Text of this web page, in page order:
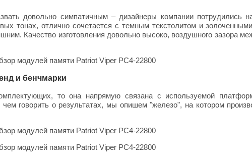
довольно симпатичным – дизайнеры компании потрудились
тонах, отлично сочетается с темным текстолитом и
Качество изготовления довольно высоко, воздушного зазора
и бенчмарки
то она напрямую связана с используемой
говорить о результатах, мы опишем "железо", на котором